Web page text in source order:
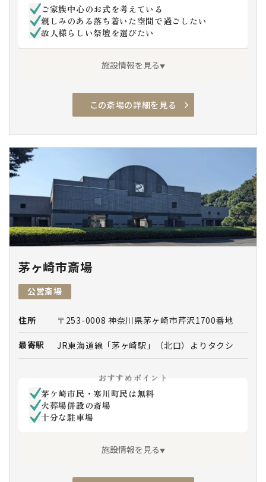
ご家族中心のお式を考えている
親しみのある落ち着いた空間で過ごしたい
故人様らしい祭壇を選びたい
施設情報を見る
駐車場有 安置室
家族葬専用
エレベーター 通夜対応 親族控室 バリアフリー
この斎場の詳細を見る
茅ヶ崎市斎場
公営斎場
住所 〒253-0008 神奈川県茅ヶ崎市芹沢1700番地
最寄駅
JR東海道線「茅ヶ崎駅」（北口）よりタクシ
JR東海道線「辻堂駅」（北口）よりタクシー
小田急江ノ島線・相鉄いずみ野線・横浜市営地
下鉄「湘南台駅」（西口）より約20分
JR相模線「寒川駅」よりタクシーで約15分
おすすめポイント
茅ケ崎市民・寒川町民は無料
火葬場併設の斎場
十分な駐車場
施設情報を見る